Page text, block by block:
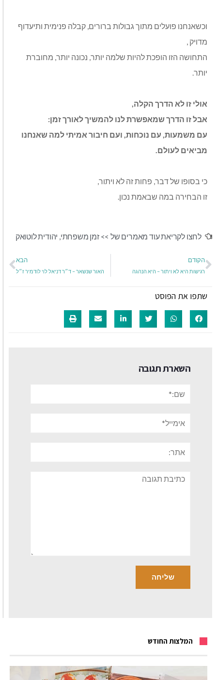
וכשאנחנו פועלים מתוך גבולות ברורים, קבלה פנימית ותיעדוף
מדויק ,
התחושה הזו הופכת להיות שלמה יותר, נכונה יותר, מחוברת
יותר.
אולי זו לא הדרך הקלה,
אבל זו הדרך שמאפשרת לנו להמשיך לאורך זמן:
עם משמעות, עם נוכחות, ועם חיבור אמיתי למה שאנחנו
מביאים לעולם.
כי בסופו של דבר, פחות זה לא ויתור,
זו הבחירה במה שבאמת נכון.
לחצו לקריאת עוד מאמרים של >> זמן משפחתי, יהודית לוטואק
הקודם
רגישות היא לא ויתור – היא הנהגה
הבא
האור שנשאר – ד״ר דניאל לוי לודמיר ז״ל
שתפו את הפוסט
השארת תגובה
תגובה
המלצות החודש